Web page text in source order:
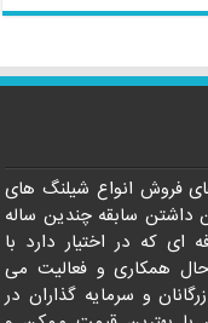
فروش انواع شیلنگ های
سابقه چندین ساله
که در اختیار دارد با
همکاری و فعالیت می
و سرمایه گذاران در
09121161360